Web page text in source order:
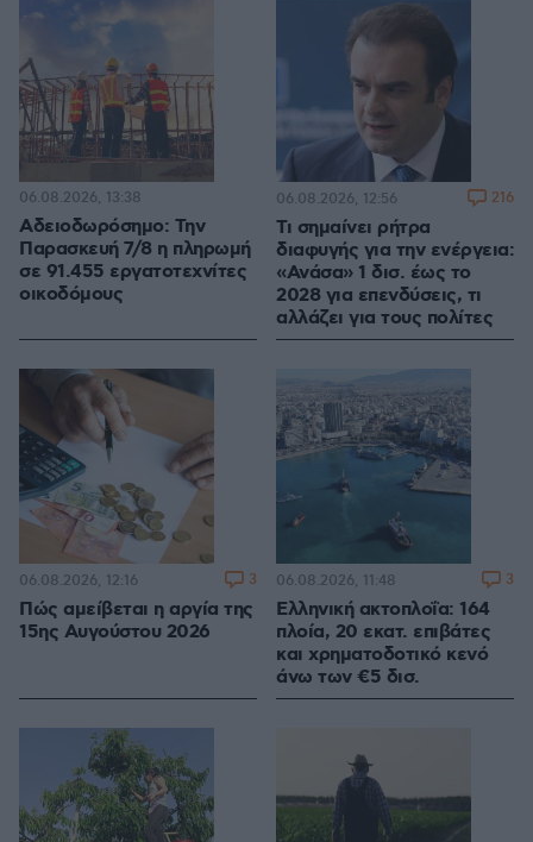
Αδειοδωρόσημο: Την
Παρασκευή 7/8 η πληρωμή
σε 91.455 εργατοτεχνίτες
οικοδόμους
06.08.2026, 13:38
Τι σημαίνει ρήτρα
διαφυγής για την ενέργεια:
«Ανάσα» 1 δισ. έως το
2028 για επενδύσεις, τι
αλλάζει για τους πολίτες
06.08.2026, 12:56 216
Πώς αμείβεται η αργία της
15ης Αυγούστου 2026
06.08.2026, 12:16 3
Ελληνική ακτοπλοΐα: 164
πλοία, 20 εκατ. επιβάτες
και χρηματοδοτικό κενό
άνω των €5 δισ.
06.08.2026, 11:48 3